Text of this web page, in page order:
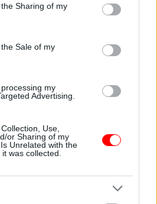
usage behaviour. You may click to
Google and its third-party tags to
purposes in below Google
Sharing of my
Sale of my
my
Advertising.
Use,
or Sharing of my
Unrelated with the
was collected.
lakásban,…
horoszkóp 04.01
locsolkodni a